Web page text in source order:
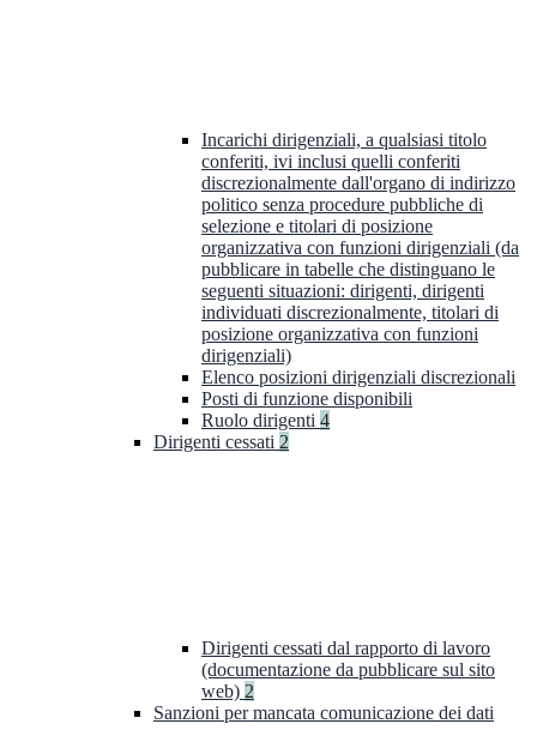
Incarichi dirigenziali, a qualsiasi titolo
conferiti, ivi inclusi quelli conferiti
discrezionalmente dall'organo di indirizzo
politico senza procedure pubbliche di
selezione e titolari di posizione
organizzativa con funzioni dirigenziali (da
pubblicare in tabelle che distinguano le
seguenti situazioni: dirigenti, dirigenti
individuati discrezionalmente, titolari di
posizione organizzativa con funzioni
dirigenziali)
Elenco posizioni dirigenziali discrezionali
Posti di funzione disponibili
Ruolo dirigenti 4
Dirigenti cessati 2
Dirigenti cessati dal rapporto di lavoro
(documentazione da pubblicare sul sito
web) 2
Sanzioni per mancata comunicazione dei dati